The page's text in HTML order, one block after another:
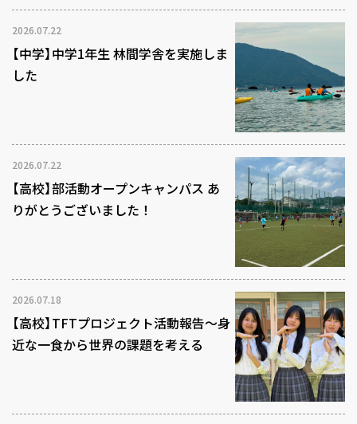
2026.07.22
【中学】中学1年生 林間学舎を実施しま
した
2026.07.22
【高校】部活動オープンキャンパス あ
りがとうございました！
2026.07.18
【高校】TFTプロジェクト活動報告～身
近な一食から世界の課題を考える